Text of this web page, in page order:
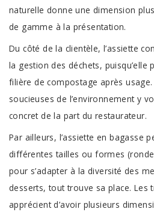
naturelle donne une dimension
de gamme à la présentation.
Du côté de la clientèle, l’assiette
la gestion des déchets, puisqu’elle
filière de compostage après
soucieuses de l’environnement y
concret de la part du restaurateur.
Par ailleurs, l’assiette en bagasse
différentes tailles ou formes
pour s’adapter à la diversité des
desserts, tout trouve sa place. Les
apprécient d’avoir plusieurs